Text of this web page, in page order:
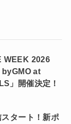
WEEK 2026
at
」開催決定！
タート！新ポ